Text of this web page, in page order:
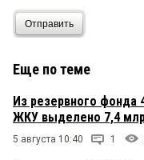
Отправить
Еще по теме
Из резервного фонда
ЖКУ выделено 7,4
5 августа 10:40 1